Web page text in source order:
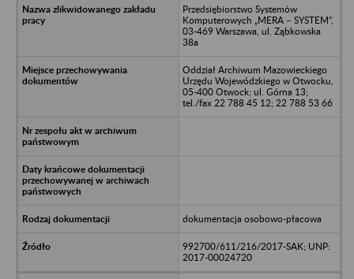
Przedsiębiorstwo Systemów
Komputerowych „MERA – SYSTEM”,
03-469 Warszawa, ul. Ząbkowska
38a
Oddział Archiwum Mazowieckiego
Urzędu Wojewódzkiego w Otwocku,
05-400 Otwock; ul. Górna 13;
tel./fax 22 788 45 12; 22 788 53 66
dokumentacja osobowo-płacowa
992700/611/216/2017-SAK; UNP:
2017-00024720